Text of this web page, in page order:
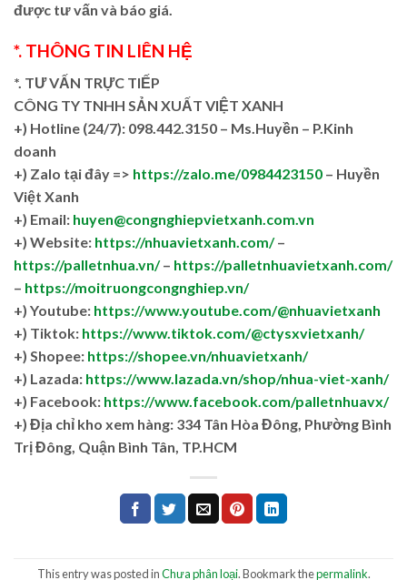
được tư vấn và báo giá.
*. THÔNG TIN LIÊN HỆ
*. TƯ VẤN TRỰC TIẾP
CÔNG TY TNHH SẢN XUẤT VIỆT XANH
+) Hotline (24/7): 098.442.3150 – Ms.Huyền – P.Kinh
doanh
+) Zalo tại đây => https://zalo.me/0984423150 – Huyền
Việt Xanh
+) Email: huyen@congnghiepvietxanh.com.vn
+) Website: https://nhuavietxanh.com/–
https://palletnhua.vn/– https://palletnhuavietxanh.com/
– https://moitruongcongnghiep.vn/
+) Youtube: https://www.youtube.com/@nhuavietxanh
+) Tiktok: https://www.tiktok.com/@ctysxvietxanh/
+) Shopee: https://shopee.vn/nhuavietxanh/
+) Lazada: https://www.lazada.vn/shop/nhua-viet-xanh/
+) Facebook: https://www.facebook.com/palletnhuavx/
+) Địa chỉ kho xem hàng: 334 Tân Hòa Đông, Phường Bình
Trị Đông, Quận Bình Tân, TP.HCM
This entry was posted inChưa phân loại. Bookmark thepermalink.